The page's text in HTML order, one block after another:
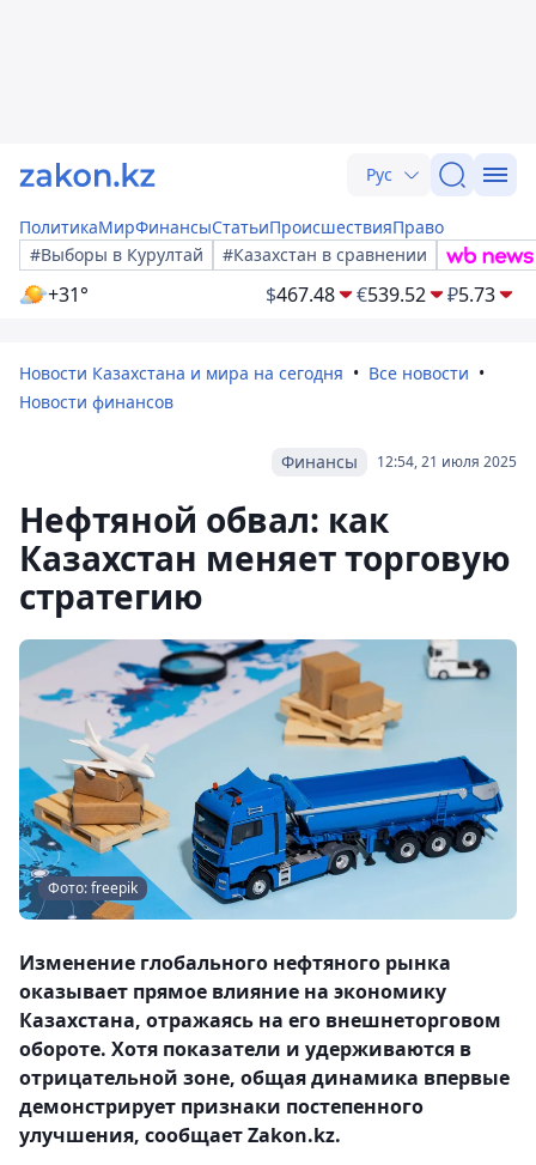
Рус
ПолитикаМирФинансыСтатьиПроисшествияПраво
#Выборы в Курултай
#Казахстан в сравнении
+31° $467.48 €539.52 ₽5.73
Новости Казахстана и мира на сегодня
Все новости
Новости финансов
12:54, 21 июля 2025
Финансы
Нефтяной обвал: как
Казахстан меняет торговую
стратегию
Фото: freepik
Изменение глобального нефтяного рынка
оказывает прямое влияние на экономику
Казахстана, отражаясь на его внешнеторговом
обороте. Хотя показатели и удерживаются в
отрицательной зоне, общая динамика впервые
демонстрирует признаки постепенного
улучшения, сообщает Zakon.kz.